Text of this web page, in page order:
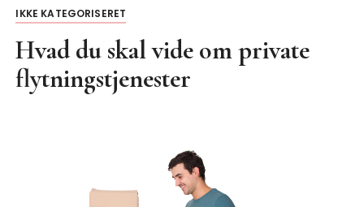
IKKE KATEGORISERET
Hvad du skal vide om private
flytningstjenester